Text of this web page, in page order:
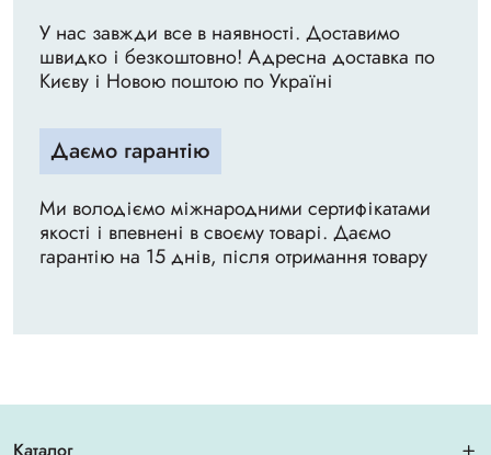
У нас завжди все в наявності. Доставимо
швидко і безкоштовно! Адресна доставка по
Києву і Новою поштою по Україні
Даємо гарантію
Ми володіємо міжнародними сертифікатами
якості і впевнені в своєму товарі. Даємо
гарантію на 15 днів, після отримання товару